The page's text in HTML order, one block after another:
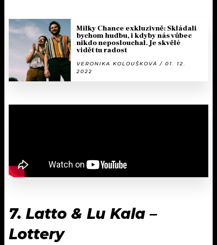
Milky Chance exkluzivně: Skládali
bychom hudbu, i kdyby nás vůbec
nikdo neposlouchal. Je skvělé
vidět tu radost
VERONIKA KOLOUŠKOVÁ / 01. 12.
2022
7. Latto & Lu Kala –
Lottery